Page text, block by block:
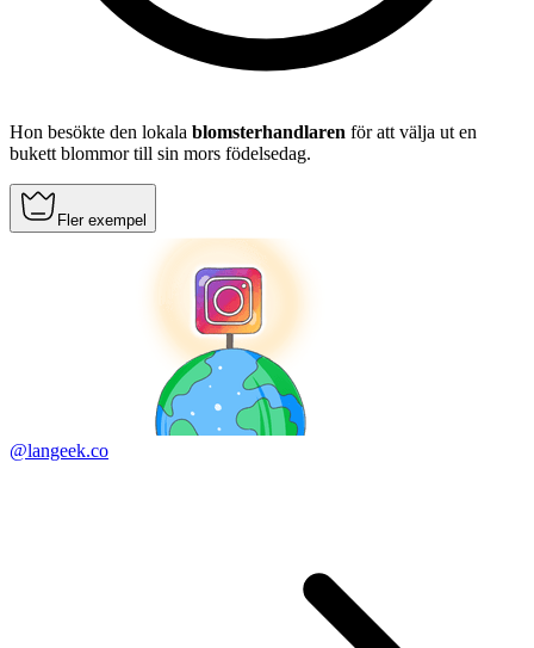
Hon besökte den lokala blomsterhandlaren för att välja ut en
bukett blommor till sin mors födelsedag.
Fler exempel
@langeek.co